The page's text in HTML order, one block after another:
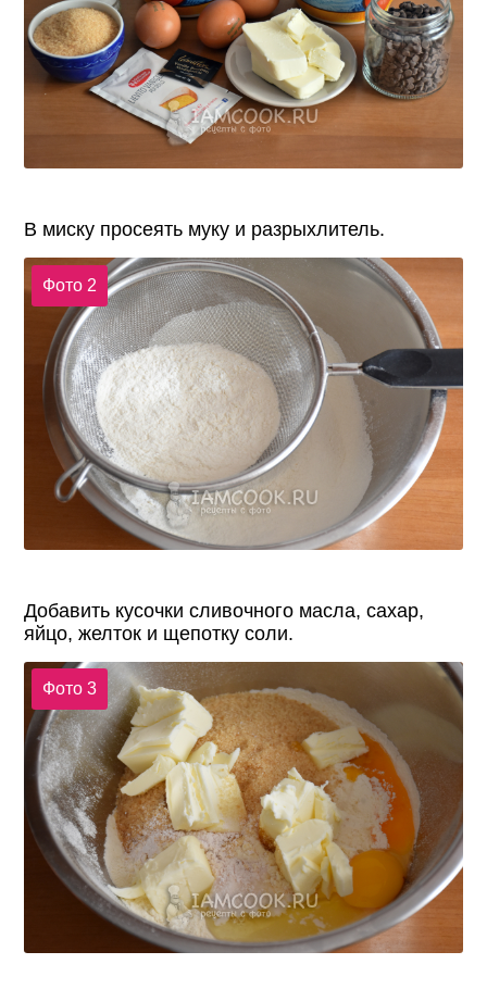
В миску просеять муку и разрыхлитель.
Фото 2
Добавить кусочки сливочного масла, сахар,
яйцо, желток и щепотку соли.
Фото 3